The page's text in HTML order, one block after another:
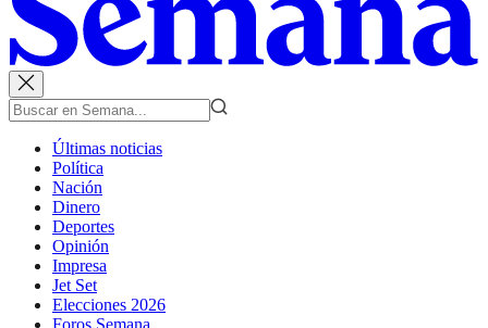
Últimas noticias
Política
Nación
Dinero
Deportes
Opinión
Impresa
Jet Set
Elecciones 2026
Foros Semana